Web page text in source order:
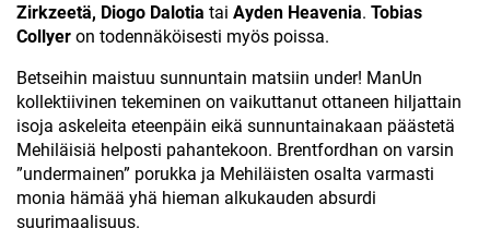
Zirkzeetä, Diogo Dalotia tai Ayden Heavenia. Tobias
Collyer on todennäköisesti myös poissa.
Betseihin maistuu sunnuntain matsiin under! ManUn
kollektiivinen tekeminen on vaikuttanut ottaneen hiljattain
isoja askeleita eteenpäin eikä sunnuntainakaan päästetä
Mehiläisiä helposti pahantekoon. Brentfordhan on varsin
”undermainen” porukka ja Mehiläisten osalta varmasti
monia hämää yhä hieman alkukauden absurdi
suurimaalisuus.